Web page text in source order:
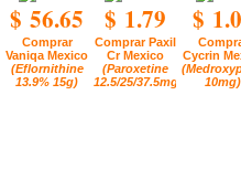
$ 56.65
Comprar
Vaniqa Mexico
(Eflornithine
13.9% 15g)
$ 1.79
Comprar Paxil
Cr Mexico
(Paroxetine
12.5/25/37.5mg)
$
Cycrin
10mg)